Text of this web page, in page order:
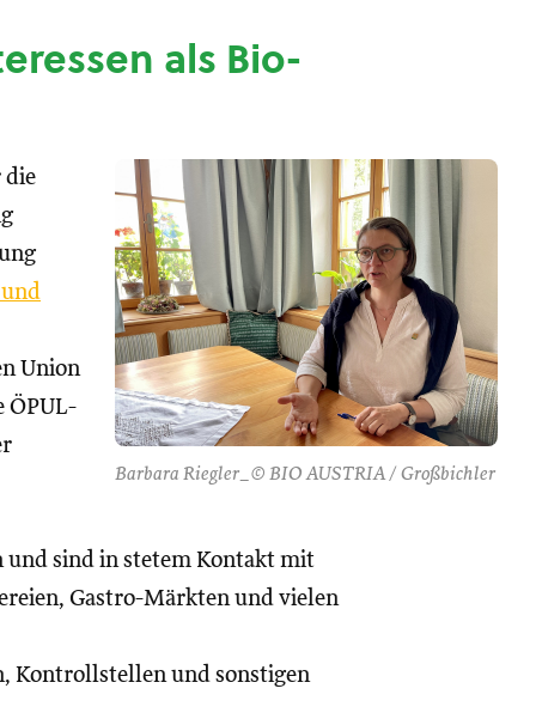
als Bio-
Barbara Riegler_© BIO AUSTRIA / Großbichler
die
Union
ÖPUL-
und sind in stetem Kontakt mit
Gastro-Märkten und vielen
Kontrollstellen und sonstigen